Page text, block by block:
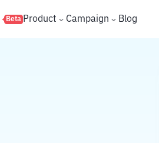
Beta Product Campaign Blog